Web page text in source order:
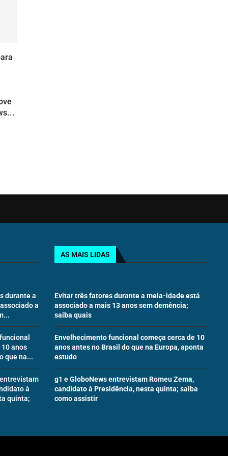
durante a
a
anos
que na...
à
quinta;
AS MAIS LIDAS
Evitar três fatores durante a meia-idade está
associado a mais 13 anos sem demência;
saiba quais
Envelhecimento funcional começa cerca de 10
anos antes no Brasil do que na Europa, aponta
estudo
g1 e GloboNews entrevistam Romeu Zema,
candidato à Presidência, nesta quinta; saiba
como assistir